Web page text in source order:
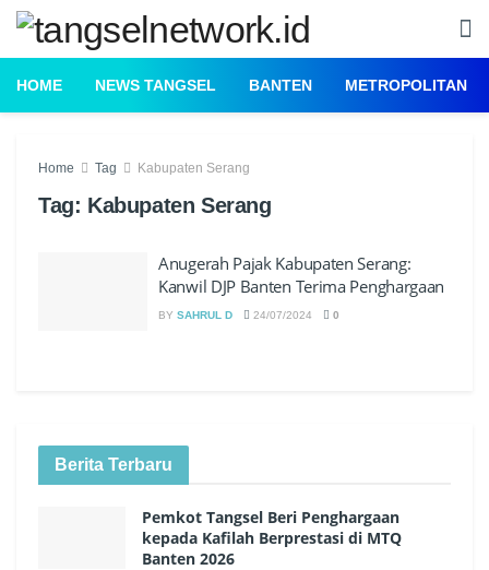
HOME NEWS TANGSEL BANTEN METROPOLITAN
Home Tag Kabupaten Serang
Tag: Kabupaten Serang
Anugerah Pajak Kabupaten Serang:
Kanwil DJP Banten Terima Penghargaan
BY SAHRUL D 24/07/2024 0
Berita Terbaru
Pemkot Tangsel Beri Penghargaan
kepada Kafilah Berprestasi di MTQ
Banten 2026